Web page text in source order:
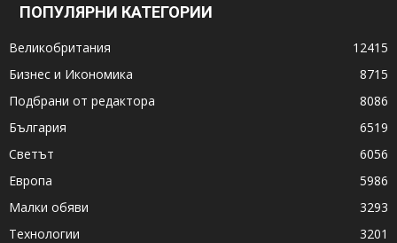
ПОПУЛЯРНИ КАТЕГОРИИ
Великобритания
12415
Бизнес и Икономика
8715
Подбрани от редактора
8086
България
6519
Светът
6056
Европа
5986
Малки обяви
3293
Технологии
3201